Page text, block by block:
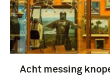
Acht messing